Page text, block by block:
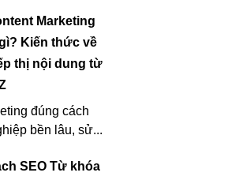
Marketing
Kiến thức về
thị nội dung từ
đúng cách
bền lâu, sử...
SEO Từ khóa